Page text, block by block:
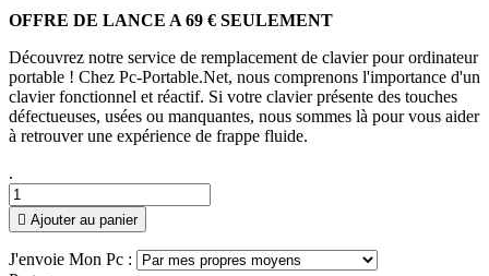
OFFRE DE LANCE A 69 € SEULEMENT
Découvrez notre service de remplacement de clavier pour ordinateur
portable ! Chez Pc-Portable.Net, nous comprenons l'importance d'un
clavier fonctionnel et réactif. Si votre clavier présente des touches
défectueuses, usées ou manquantes, nous sommes là pour vous aider
à retrouver une expérience de frappe fluide.
.
 Ajouter au panier
J'envoie Mon Pc :